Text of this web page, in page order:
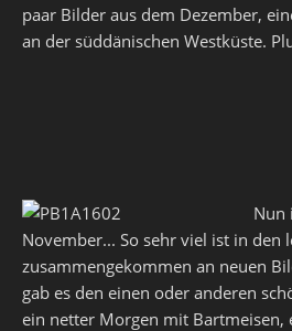
paar Bilder aus dem Dezember,
an der süddänischen Westküste.
Nun
November... So sehr viel ist in den
zusammengekommen an neuen
gab es den einen oder anderen
ein netter Morgen mit Bartmeisen,